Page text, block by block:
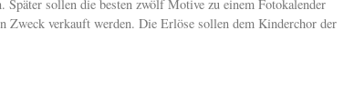
sollen die besten zwölf Motive zu einem Fotokalender
Zweck verkauft werden. Die Erlöse sollen dem Kinderchor der